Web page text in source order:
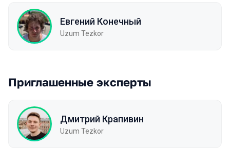
Евгений Конечный
Uzum Tezkor
Приглашенные эксперты
Дмитрий Крапивин
Uzum Tezkor